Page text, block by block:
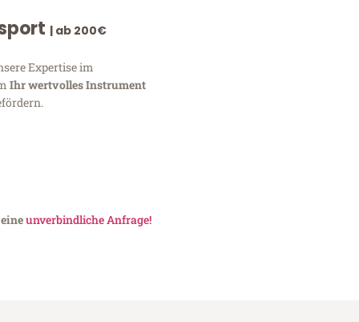
| ab 200€
Expertise im
Ihr wertvolles Instrument
unverbindliche Anfrage!